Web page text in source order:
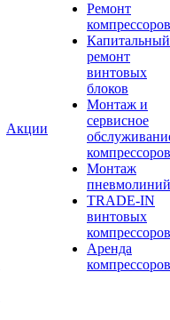
Акции
Ремонт
компрессоров
Капитальный
ремонт
винтовых
блоков
Монтаж и
сервисное
компрессоров
Монтаж
пневмолиний
TRADE-IN
винтовых
компрессоров
Аренда
компрессоров